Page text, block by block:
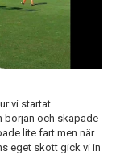
vi startat
början och skapade
lite fart men när
eget skott gick vi in